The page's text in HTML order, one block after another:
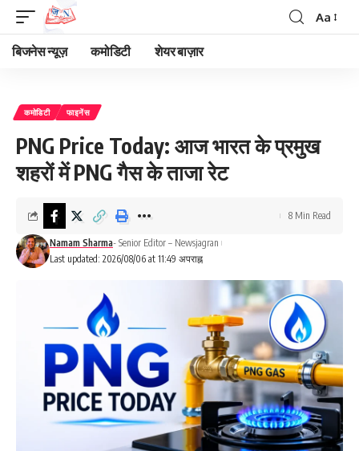
Font
Aa
बिजनेस न्यूज़ कमोडिटी शेयर बाज़ार
कमोडिटी फाइनेंस
PNG Price Today: आज भारत के प्रमुख
शहरों में PNG गैस के ताजा रेट
Last updated: 2026/08/06 at 11:49 अपराह्न
Namam Sharma- Senior Editor – Newsjagran
8 Min Read